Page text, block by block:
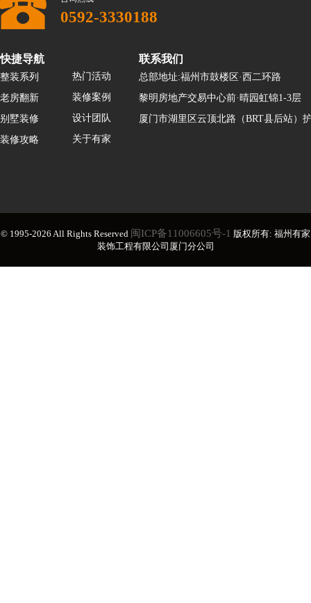
0592-3330188
快捷导航
整装系列
老房翻新
别墅装修
装修攻略
热门活动
装修案例
设计团队
关于有家
联系我们
总部地址:福州市鼓楼区·西二环路
黎明房地产交易中心前·晴园虹锦1-3层
厦门市湖里区云顶北路（BRT县后站）
© 1995-2026 All Rights Reserved 闽ICP备11006605号-1 版权所有: 福州有家
装饰工程有限公司厦门分公司